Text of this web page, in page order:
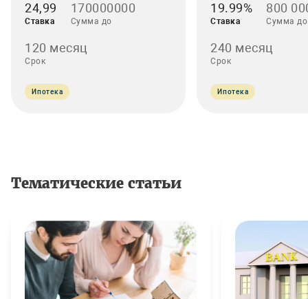
24,99
Ставка
170000000
Сумма до
120 месяц
Срок
Ипотека
19.99%
Ставка
800
Сумма до
240 месяц
Срок
Ипотека
Тематические статьи